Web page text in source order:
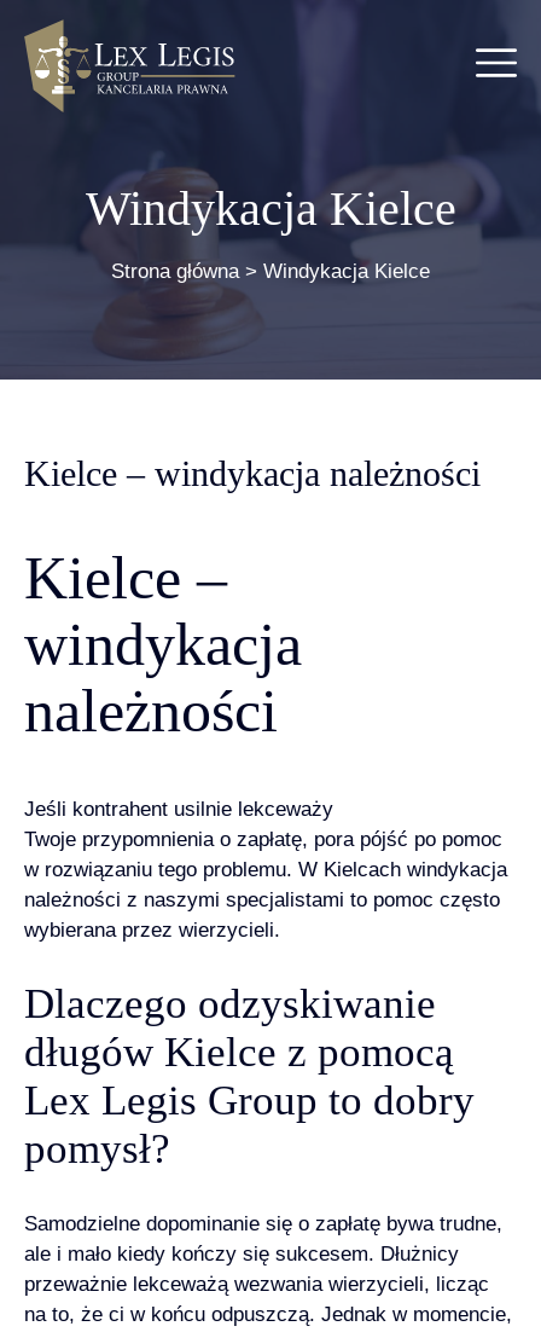
Windykacja Kielce
Strona główna> Windykacja Kielce
Kielce – windykacja należności
Kielce –
windykacja
należności
Jeśli kontrahent usilnie lekceważy
Twoje przypomnienia o zapłatę, pora pójść po pomoc
w rozwiązaniu tego problemu. W Kielcach windykacja
należności z naszymi specjalistami to pomoc często
wybierana przez wierzycieli.
Dlaczego odzyskiwanie
długów Kielce z pomocą
Lex Legis Group to dobry
pomysł?
Samodzielne dopominanie się o zapłatę bywa trudne,
ale i mało kiedy kończy się sukcesem. Dłużnicy
przeważnie lekceważą wezwania wierzycieli, licząc
na to, że ci w końcu odpuszczą. Jednak w momencie,